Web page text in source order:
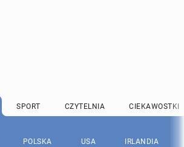
SPORT CZYTELNIA CIEKAWOSTKI
POLSKA USA IRLANDIA